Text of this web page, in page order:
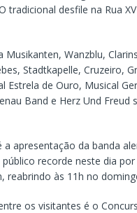
tradicional desfile na Rua
Wanzblu,
Stadtkapelle, Cruzeiro,
Estrela de Ouro, Musical
Band e Herz Und Freud
apresentação da banda
recorde neste dia
reabrindo às 11h no
os visitantes é o